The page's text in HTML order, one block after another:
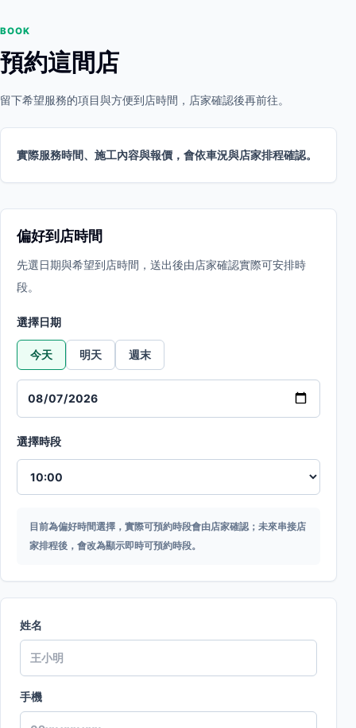
BOOK
預約這間店
留下希望服務的項目與方便到店時間，店家確認後再前往。
實際服務時間、施工內容與報價，會依車況與店家排程確認。
偏好到店時間
先選日期與希望到店時間，送出後由店家確認實際可安排時
段。
選擇日期
今天 明天 週末
選擇時段
目前為偏好時間選擇，實際可預約時段會由店家確認；未來串接店
家排程後，會改為顯示即時可預約時段。
姓名
手機